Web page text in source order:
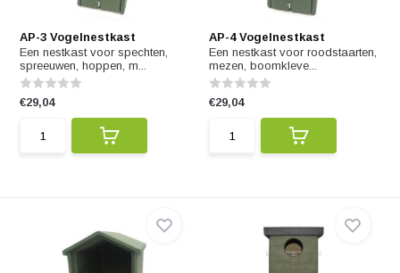
AP-3 Vogelnestkast
Een nestkast voor spechten,
spreeuwen, hoppen, m...
€29,04
AP-4 Vogelnestkast
Een nestkast voor roodstaarten,
mezen, boomkleve...
€29,04